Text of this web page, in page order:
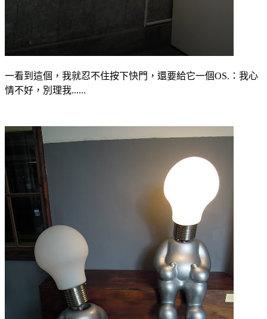
一看到這個，我就忍不住按下快門，還要給它一個OS.：我心
情不好，別理我......